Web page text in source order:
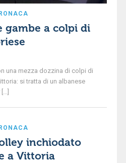
gambe a colpi di
una mezza dozzina di colpi di
si tratta di un albanese
inchiodato
a Vittoria